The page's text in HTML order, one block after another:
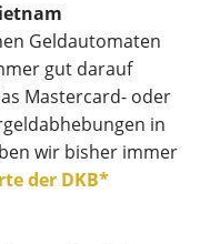
Geldautomaten
gut darauf
Mastercard- oder
in
wir bisher immer
der DKB*